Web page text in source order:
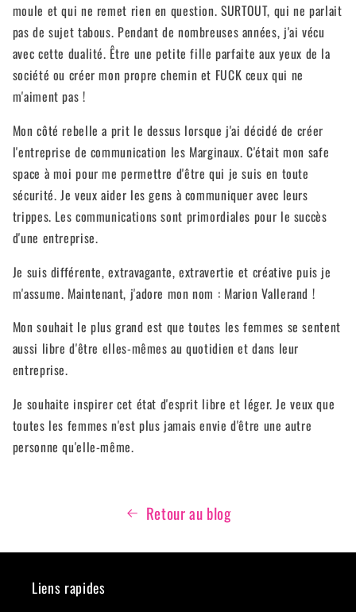
moule et qui ne remet rien en question. SURTOUT, qui ne parlait
pas de sujet tabous. Pendant de nombreuses années, j'ai vécu
avec cette dualité. Être une petite fille parfaite aux yeux de la
société ou créer mon propre chemin et FUCK ceux qui ne
m'aiment pas !
Mon côté rebelle a prit le dessus lorsque j'ai décidé de créer
l'entreprise de communication les Marginaux. C'était mon safe
space à moi pour me permettre d'être qui je suis en toute
sécurité. Je veux aider les gens à communiquer avec leurs
trippes. Les communications sont primordiales pour le succès
d'une entreprise.
Je suis différente, extravagante, extravertie et créative puis je
m'assume. Maintenant, j'adore mon nom : Marion Vallerand !
Mon souhait le plus grand est que toutes les femmes se sentent
aussi libre d'être elles-mêmes au quotidien et dans leur
entreprise.
Je souhaite inspirer cet état d'esprit libre et léger. Je veux que
toutes les femmes n'est plus jamais envie d'être une autre
personne qu'elle-même.
Retour au blog
Liens rapides